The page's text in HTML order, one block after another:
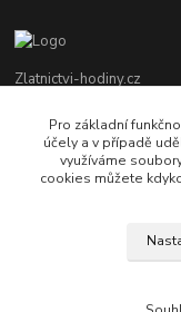
Zlatnictvi-hodiny.cz
+420 379 492
Po - Pá: 9,00 - 17,00
Pro základní
účely a v případě
využíváme
cookies můžete